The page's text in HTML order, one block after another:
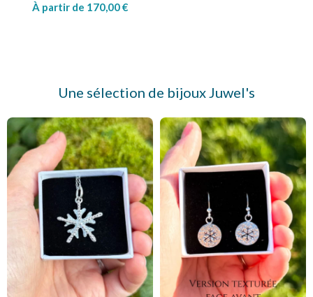
À partir de 170,00€
Une sélection de bijoux Juwel's